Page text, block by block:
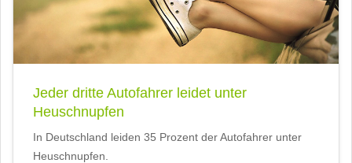
Jeder dritte Autofahrer leidet unter
Heuschnupfen
In Deutschland leiden 35 Prozent der Autofahrer unter
Heuschnupfen.